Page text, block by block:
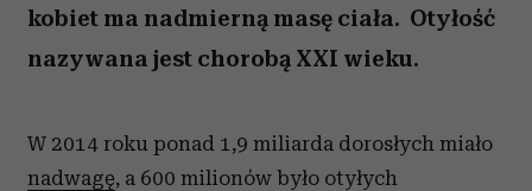
kobiet ma nadmierną masę ciała. Otyłość
nazywana jest chorobą XXI wieku.
W 2014 roku ponad 1,9 miliarda dorosłych miało
nadwagę, a 600 milionów było otyłych